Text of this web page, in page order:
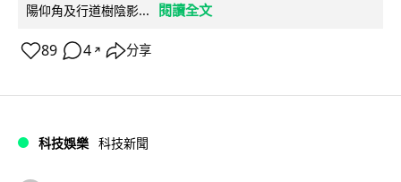
陽仰角及行道樹陰影...
閱讀全文
89 4 ↗ 分享
科技娛樂 科技新聞